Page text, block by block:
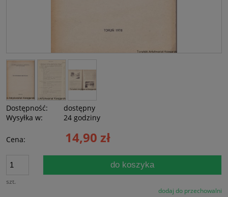
Dostępność:
dostępny
Wysyłka w:
24 godziny
Cena: 14,90 zł
szt.
do koszyka
dodaj do przechowalni